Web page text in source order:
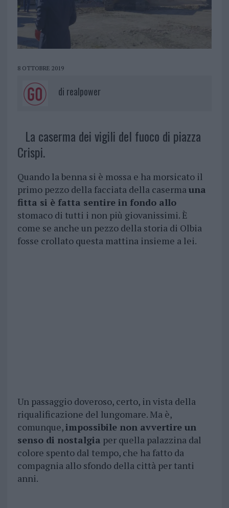
8 OTTOBRE 2019
di realpower
La caserma dei vigili del fuoco di piazza
Crispi.
Quando la benna si è mossa e ha morsicato il
primo pezzo della facciata della casermauna
fitta si è fatta sentire in fondo allo
stomaco di tutti i non più giovanissimi. È
come se anche un pezzo della storia di Olbia
fosse crollato questa mattina insieme a lei.
Un passaggio doveroso, certo, in vista della
riqualificazione del lungomare. Ma è,
comunque,impossibile non avvertire un
senso di nostalgia per quella palazzina dal
colore spento dal tempo, che ha fatto da
compagnia allo sfondo della città per tanti
anni.